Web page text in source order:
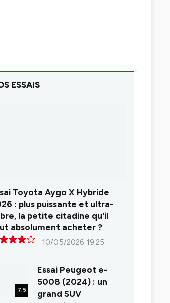
ESSAIS
Toyota Aygo X Hybride
: plus puissante et ultra-
la petite citadine qu'il
absolument acheter ?
10/05/2026 19:25
7.5
Essai Peugeot e-
5008 (2024) : un
grand SUV